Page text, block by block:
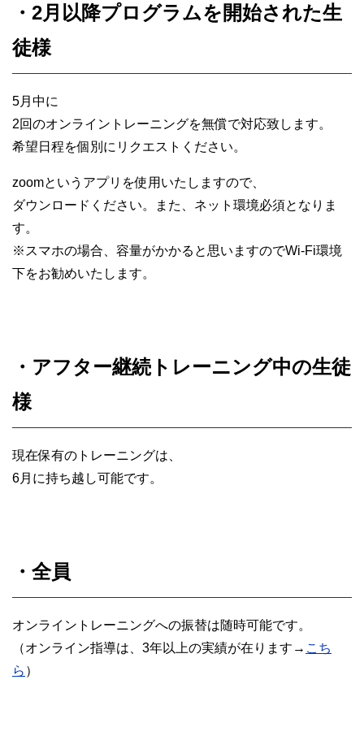
・2月以降プログラムを開始された生
徒様
5月中に
2回のオンライントレーニングを無償で対応致します。
希望日程を個別にリクエストください。
zoomというアプリを使用いたしますので、
ダウンロードください。また、ネット環境必須となりま
す。
※スマホの場合、容量がかかると思いますのでWi-Fi環境
下をお勧めいたします。
・アフター継続トレーニング中の生徒
様
現在保有のトレーニングは、
6月に持ち越し可能です。
・全員
オンライントレーニングへの振替は随時可能です。
（オンライン指導は、3年以上の実績が在ります→ こち
ら ）